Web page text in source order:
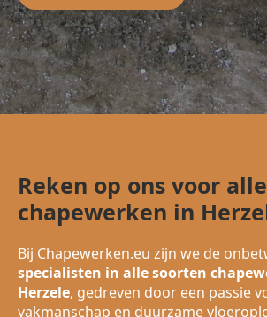
Reken op ons voor
chapewerken in
Bij Chapewerken.eu zijn we de
specialisten in alle soorten
Herzele, gedreven door een passie
vakmanschap en duurzame